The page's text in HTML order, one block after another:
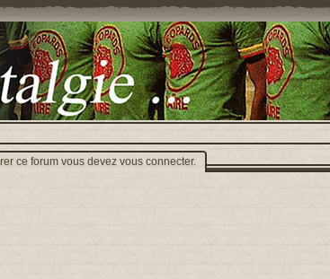
ce forum vous devez vous connecter.